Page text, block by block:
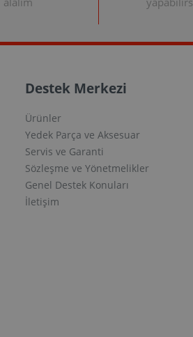
Destek Merkezi
Ürünler
Yedek Parça ve Aksesuar
Servis ve Garanti
Sözleşme ve Yönetmelikler
Genel Destek Konuları
İletişim